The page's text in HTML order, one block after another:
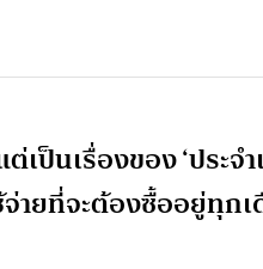
นเรื่องของ ‘ประจำ
จ่ายที่จะต้องซื้ออยู่ทุก